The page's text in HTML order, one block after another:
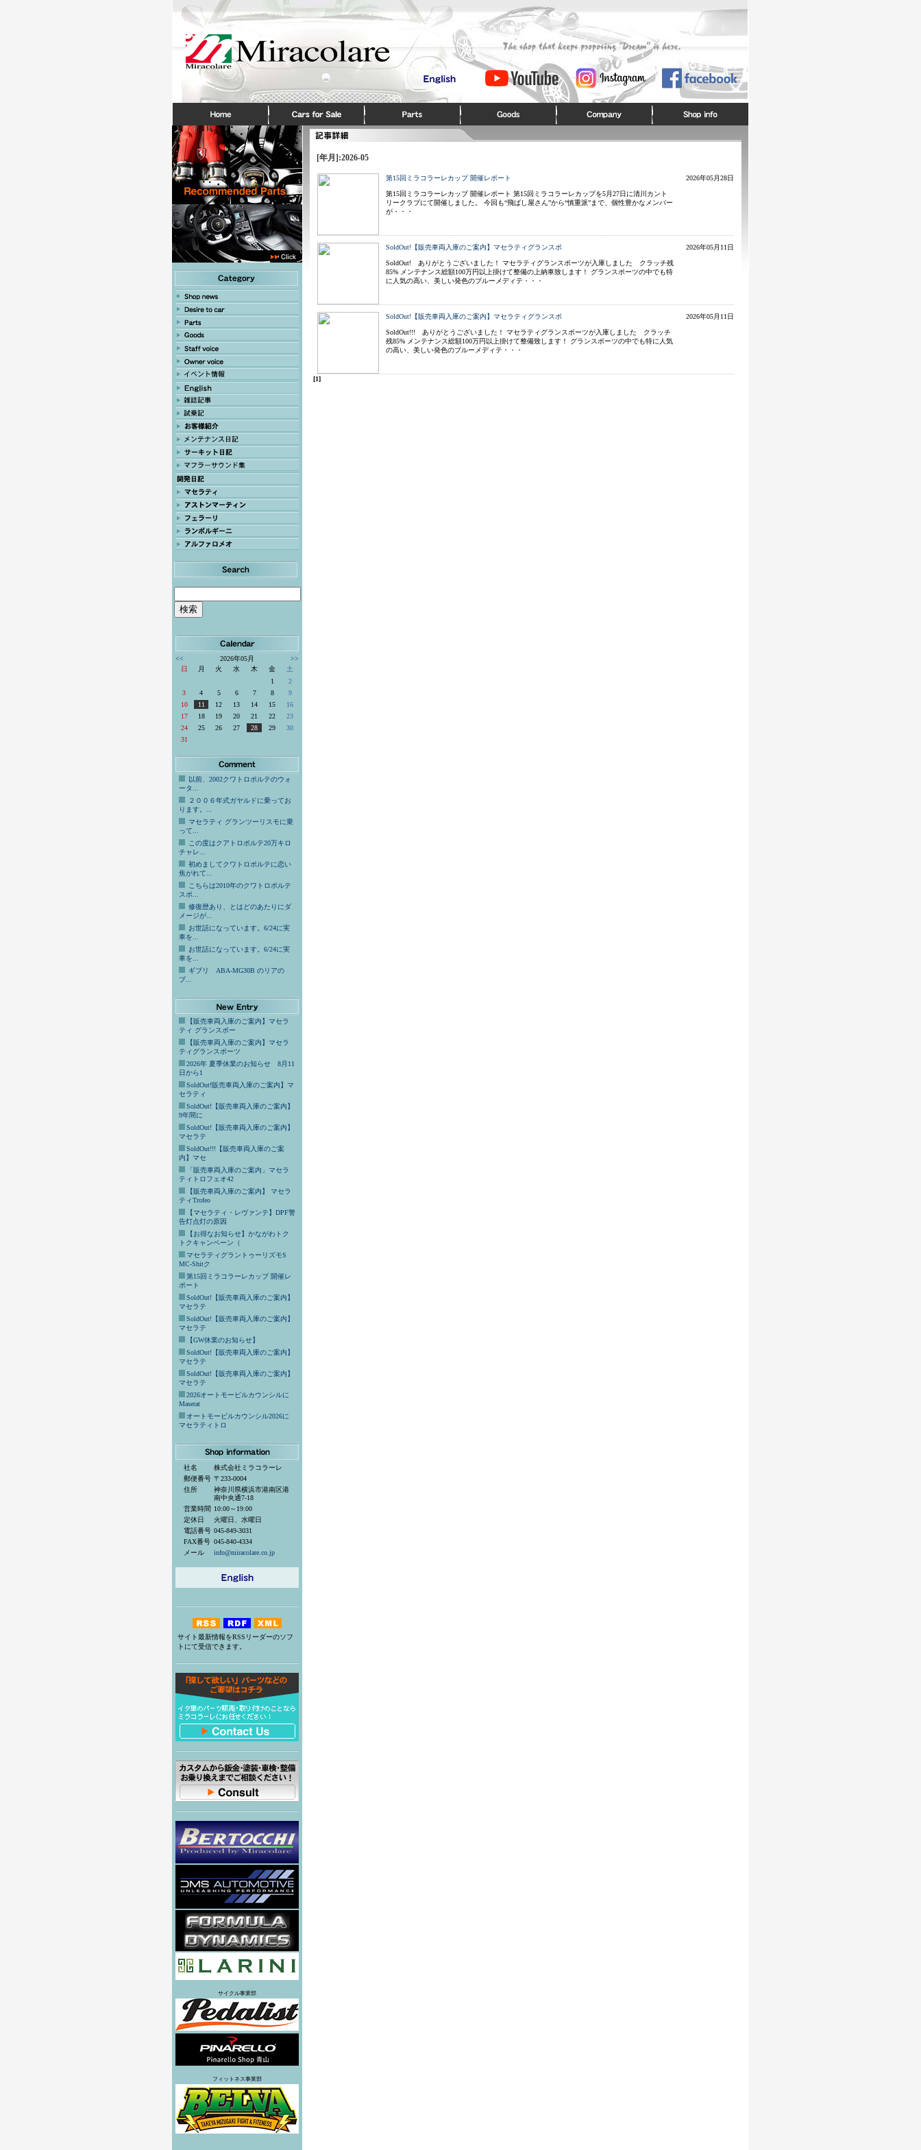
<< 2026年05月
>>
日
月 火 水 木 金
土
1
2
3
4 5 6 7 8
9
10
11 12 13 14 15
16
17
18 19 20 21 22
23
24
25 26 27 28 29
30
31
以前、2002クワトロポルテのウォ
ータ...
２００６年式ガヤルドに乗ってお
ります。...
マセラティ グランツーリスモに乗
って...
この度はクアトロポルテ20万キロ
チャレ...
初めましてクワトロポルテに恋い
焦がれて...
こちらは2010年のクワトロポルテ
スポ...
修復歴あり、とはどのあたりにダ
メージが...
お世話になっています。6/24に実
車を...
お世話になっています。6/24に実
車を...
ギブリ ABA-MG30B のリアの
ブ...
【販売車両入庫のご案内】マセラ
ティ グランスポー
【販売車両入庫のご案内】マセラ
ティグランスポーツ
2026年 夏季休業のお知らせ 8月11
日から1
SoldOut!販売車両入庫のご案内】マ
セラティ
SoldOut!【販売車両入庫のご案内】
9年間に
SoldOut!【販売車両入庫のご案内】
マセラテ
SoldOut!!!【販売車両入庫のご案
内】マセ
「販売車両入庫のご案内」マセラ
ティトロフェオ42
【販売車両入庫のご案内】 マセラ
ティTrofeo
【マセラティ・レヴァンテ】DPF警
告灯点灯の原因
【お得なお知らせ】かながわトク
トクキャンペーン（
マセラティグラントゥーリズモS
MC-Shitク
第15回ミラコラーレカップ 開催レ
ポート
SoldOut!【販売車両入庫のご案内】
マセラテ
SoldOut!【販売車両入庫のご案内】
マセラテ
【GW休業のお知らせ】
SoldOut!【販売車両入庫のご案内】
マセラテ
SoldOut!【販売車両入庫のご案内】
マセラテ
2026オートモービルカウンシルに
Maserat
オートモービルカウンシル2026に
マセラティトロ
社名
株式会社ミラコラーレ
郵便番号 〒233-0004
住所
神奈川県横浜市港南区港
南中央通7-18
営業時間 10:00～19:00
定休日
火曜日、水曜日
電話番号 045-849-3031
FAX番号 045-840-4334
メール
info@miracolare.co.jp
サイト最新情報をRSSリーダーのソフ
トにて受信できます。
サイクル事業部
フィットネス事業部
[年月]:2026-05
第15回ミラコラーレカップ 開催レポート
第15回ミラコラーレカップ 開催レポート 第15回ミラコラーレカップを5月27日に清川カント
リークラブにて開催しました。 今回も“飛ばし屋さん”から“慎重派”まで、個性豊かなメンバー
が・・・
2026年05月28日
SoldOut!【販売車両入庫のご案内】マセラティグランスポ
SoldOut! ありがとうございました！ マセラティグランスポーツが入庫しました クラッチ残
85% メンテナンス総額100万円以上掛けて整備の上納車致します！ グランスポーツの中でも特
に人気の高い、美しい発色のブルーメディテ・・・
2026年05月11日
SoldOut!【販売車両入庫のご案内】マセラティグランスポ
SoldOut!!! ありがとうございました！ マセラティグランスポーツが入庫しました クラッチ
残85% メンテナンス総額100万円以上掛けて整備致します！ グランスポーツの中でも特に人気
の高い、美しい発色のブルーメディテ・・・
2026年05月11日
[1]